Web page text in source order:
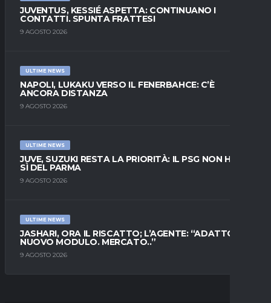
JUVENTUS, KESSIÉ ASPETTA: CONTINUANO I
CONTATTI. SPUNTA FRATTESI
9 AGOSTO 2026
ULTIME NEWS
NAPOLI, LUKAKU VERSO IL FENERBAHCE: C’È
ANCORA DISTANZA
9 AGOSTO 2026
ULTIME NEWS
JUVE, SUZUKI RESTA LA PRIORITÀ: IL PSG NON HA IL
SÌ DEL PARMA
9 AGOSTO 2026
ULTIME NEWS
JASHARI, ORA IL RISCATTO; L’AGENTE: “ADATTO AL
NUOVO MODULO. MERCATO..”
9 AGOSTO 2026